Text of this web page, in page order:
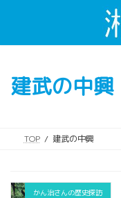
建武の中興
TOP 建武の中興
かん治さんの歴史探訪